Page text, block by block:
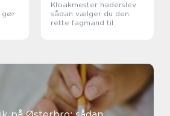
gør
Kloakmester haderslev
sådan vælger du den
rette fagmand til